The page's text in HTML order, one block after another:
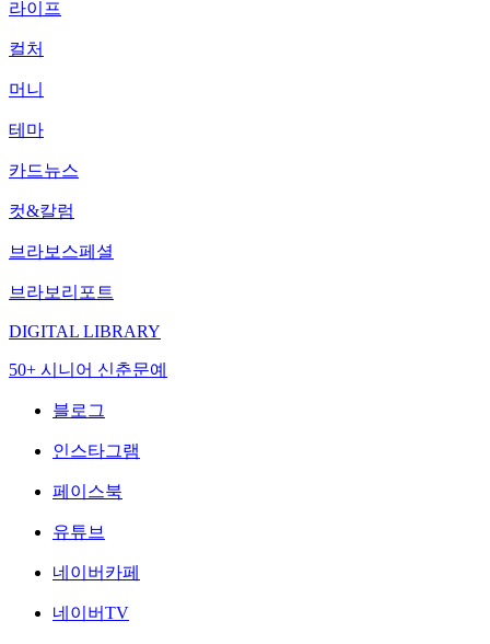
라이프
컬처
머니
테마
카드뉴스
컷&칼럼
브라보스페셜
브라보리포트
DIGITAL LIBRARY
50+ 시니어 신춘문예
블로그
인스타그램
페이스북
유튜브
네이버카페
네이버TV